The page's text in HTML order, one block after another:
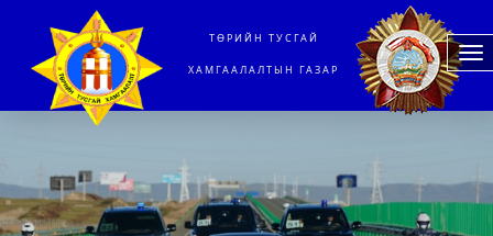
ТӨРИЙН ТУСГАЙ
ХАМГААЛАЛТЫН ГАЗАР